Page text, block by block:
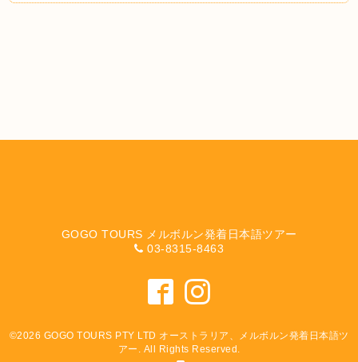
GOGO TOURS メルボルン発着日本語ツアー
03-8315-8463
©2026 GOGO TOURS PTY LTD オーストラリア、メルボルン発着日本語ツ
アー . All Rights Reserved.